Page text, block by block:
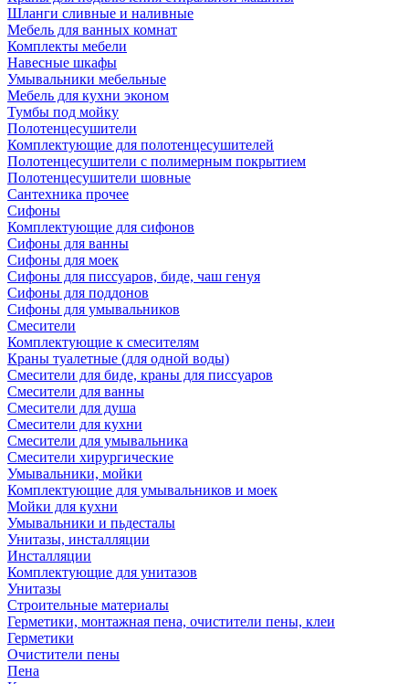
Шланги сливные и наливные
Мебель для ванных комнат
Комплекты мебели
Навесные шкафы
Умывальники мебельные
Мебель для кухни эконом
Тумбы под мойку
Полотенцесушители
Комплектующие для полотенцесушителей
Полотенцесушители с полимерным покрытием
Полотенцесушители шовные
Сантехника прочее
Сифоны
Комплектующие для сифонов
Сифоны для ванны
Сифоны для моек
Сифоны для писсуаров, биде, чаш генуя
Сифоны для поддонов
Сифоны для умывальников
Смесители
Комплектующие к смесителям
Краны туалетные (для одной воды)
Смесители для биде, краны для писсуаров
Смесители для ванны
Смесители для душа
Смесители для кухни
Смесители для умывальника
Смесители хирургические
Умывальники, мойки
Комплектующие для умывальников и моек
Мойки для кухни
Умывальники и пьдесталы
Унитазы, инсталляции
Инсталляции
Комплектующие для унитазов
Унитазы
Строительные материалы
Герметики, монтажная пена, очистители пены, клеи
Герметики
Очистители пены
Пена